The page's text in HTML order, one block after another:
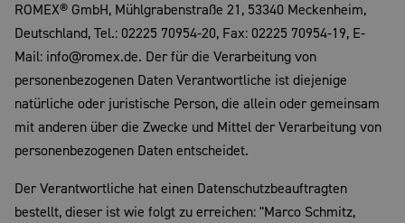
ROMEX® GmbH, Mühlgrabenstraße 21, 53340 Meckenheim,
Deutschland, Tel.: 02225 70954-20, Fax: 02225 70954-19, E-
Mail: info@romex.de. Der für die Verarbeitung von
personenbezogenen Daten Verantwortliche ist diejenige
natürliche oder juristische Person, die allein oder gemeinsam
mit anderen über die Zwecke und Mittel der Verarbeitung von
personenbezogenen Daten entscheidet.
Der Verantwortliche hat einen Datenschutzbeauftragten
bestellt, dieser ist wie folgt zu erreichen: "Marco Schmitz,